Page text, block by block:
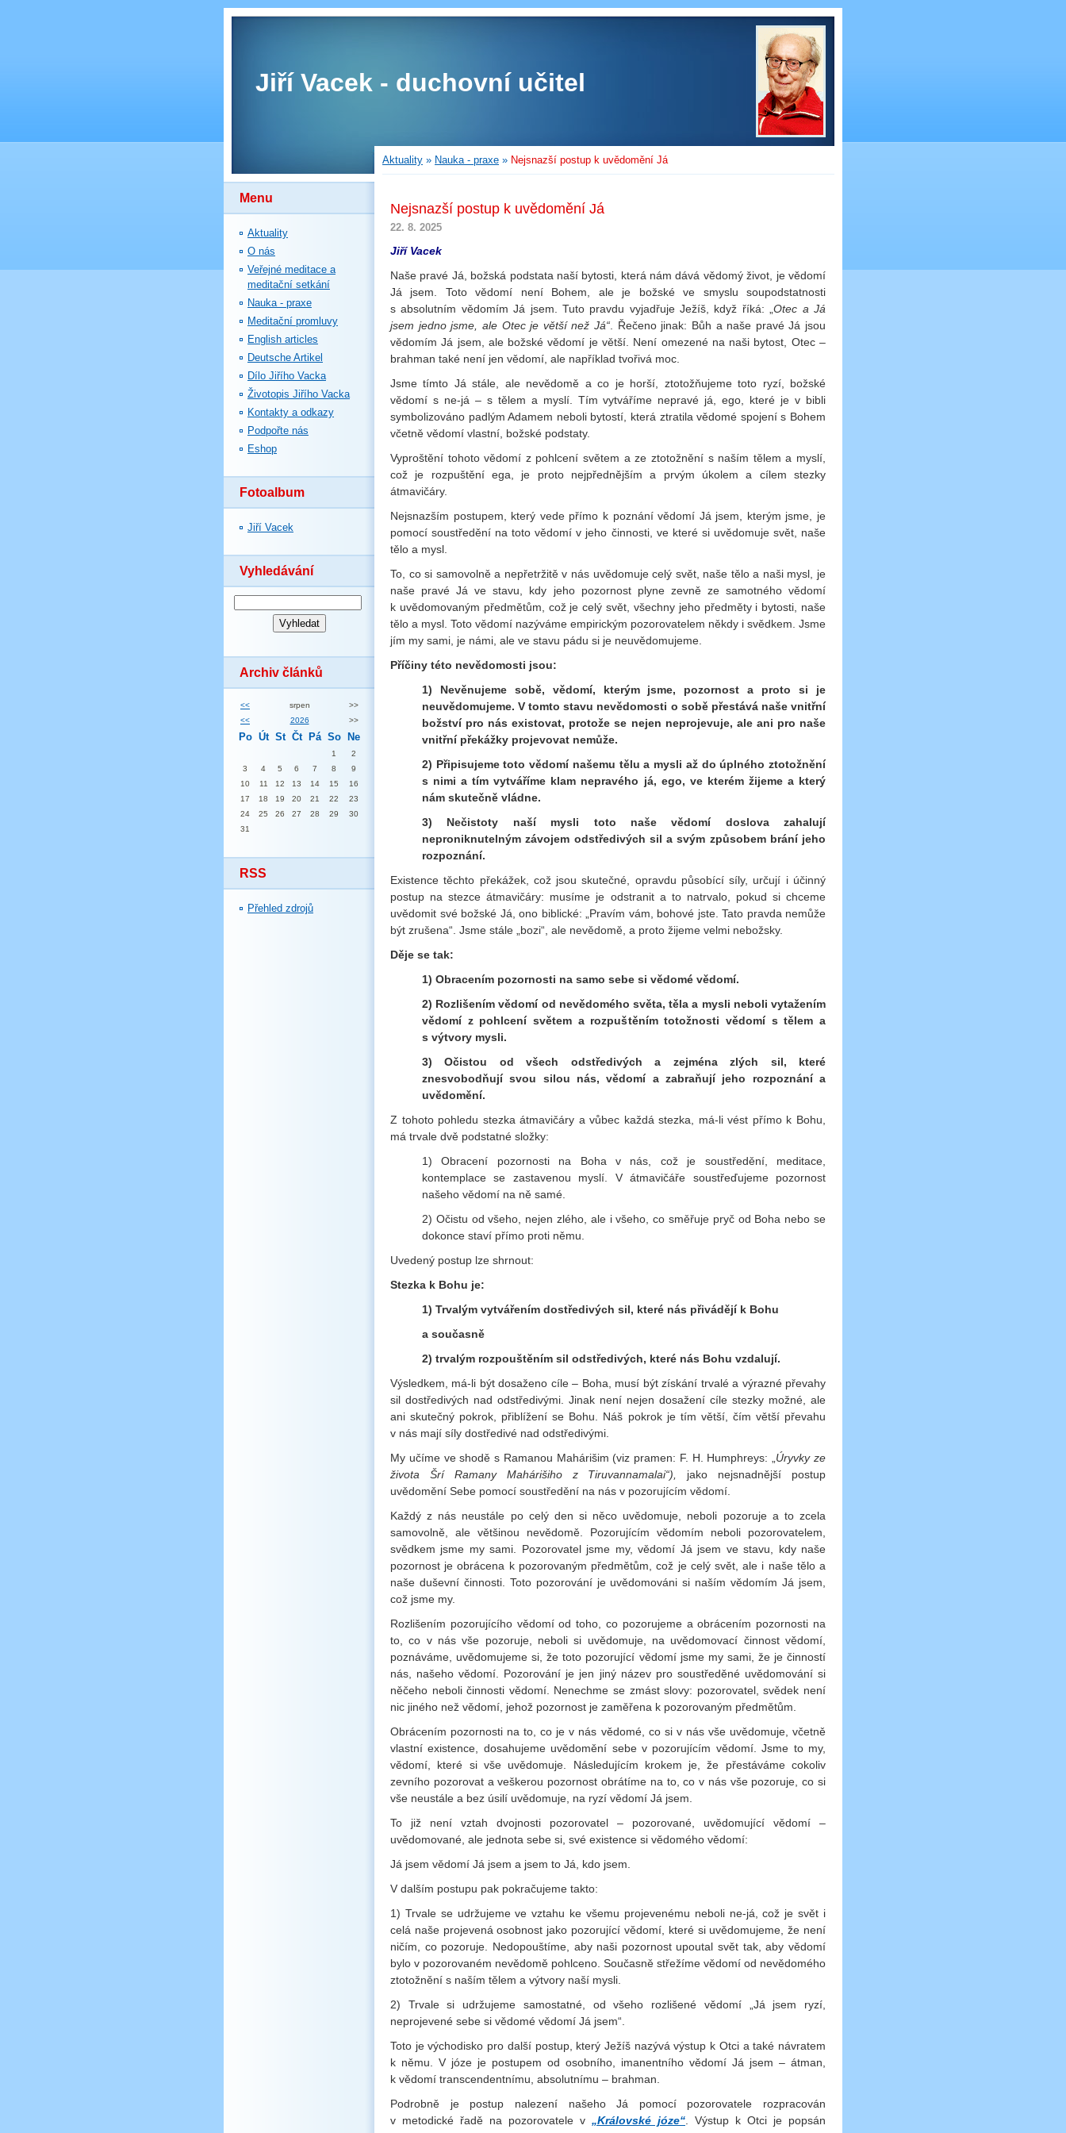
Jiří Vacek - duchovní učitel
Menu
Aktuality
O nás
Veřejné meditace a
meditační setkání
Nauka - praxe
Meditační promluvy
English articles
Deutsche Artikel
Dílo Jiřího Vacka
Životopis Jiřího Vacka
Kontakty a odkazy
Podpořte nás
Eshop
Fotoalbum
Jiří Vacek
Vyhledávání
Archiv článků
<< srpen
>>
<<
2026 >>
Po Út St Čt Pá So Ne
1
2
3
4 5 6 7 8
9
10
11 12 13 14 15
16
17
18 19 20 21 22
23
24
25 26 27 28 29
30
31
RSS
Přehled zdrojů
Aktuality » Nauka - praxe » Nejsnazší postup k uvědomění Já
Nejsnazší postup k uvědomění Já
22. 8. 2025
Jiří Vacek
Naše pravé Já, božská podstata naší bytosti, která nám dává vědomý život, je vědomí
Já jsem. Toto vědomí není Bohem, ale je božské ve smyslu soupodstatnosti
s absolutním vědomím Já jsem. Tuto pravdu vyjadřuje Ježíš, když říká: „Otec a Já
jsem jedno jsme, ale Otec je větší než Já“ . Řečeno jinak: Bůh a naše pravé Já jsou
vědomím Já jsem, ale božské vědomí je větší. Není omezené na naši bytost, Otec –
brahman také není jen vědomí, ale například tvořivá moc.
Jsme tímto Já stále, ale nevědomě a co je horší, ztotožňujeme toto ryzí, božské
vědomí s ne-já – s tělem a myslí. Tím vytváříme nepravé já, ego, které je v bibli
symbolizováno padlým Adamem neboli bytostí, která ztratila vědomé spojení s Bohem
včetně vědomí vlastní, božské podstaty.
Vyproštění tohoto vědomí z pohlcení světem a ze ztotožnění s naším tělem a myslí,
což je rozpuštění ega, je proto nejpřednějším a prvým úkolem a cílem stezky
átmavičáry.
Nejsnazším postupem, který vede přímo k poznání vědomí Já jsem, kterým jsme, je
pomocí soustředění na toto vědomí v jeho činnosti, ve které si uvědomuje svět, naše
tělo a mysl.
To, co si samovolně a nepřetržitě v nás uvědomuje celý svět, naše tělo a naši mysl, je
naše pravé Já ve stavu, kdy jeho pozornost plyne zevně ze samotného vědomí
k uvědomovaným předmětům, což je celý svět, všechny jeho předměty i bytosti, naše
tělo a mysl. Toto vědomí nazýváme empirickým pozorovatelem někdy i svědkem. Jsme
jím my sami, je námi, ale ve stavu pádu si je neuvědomujeme.
Příčiny této nevědomosti jsou:
1) Nevěnujeme sobě, vědomí, kterým jsme, pozornost a proto si je
neuvědomujeme. V tomto stavu nevědomosti o sobě přestává naše vnitřní
božství pro nás existovat, protože se nejen neprojevuje, ale ani pro naše
vnitřní překážky projevovat nemůže.
2) Připisujeme toto vědomí našemu tělu a mysli až do úplného ztotožnění
s nimi a tím vytváříme klam nepravého já, ego, ve kterém žijeme a který
nám skutečně vládne.
3) Nečistoty naší mysli toto naše vědomí doslova zahalují
neproniknutelným závojem odstředivých sil a svým způsobem brání jeho
rozpoznání.
Existence těchto překážek, což jsou skutečné, opravdu působící síly, určují i účinný
postup na stezce átmavičáry: musíme je odstranit a to natrvalo, pokud si chceme
uvědomit své božské Já, ono biblické: „Pravím vám, bohové jste. Tato pravda nemůže
být zrušena“. Jsme stále „bozi“, ale nevědomě, a proto žijeme velmi nebožsky.
Děje se tak:
1) Obracením pozornosti na samo sebe si vědomé vědomí.
2) Rozlišením vědomí od nevědomého světa, těla a mysli neboli vytažením
vědomí z pohlcení světem a rozpuštěním totožnosti vědomí s tělem a
s výtvory mysli.
3) Očistou od všech odstředivých a zejména zlých sil, které
znesvobodňují svou silou nás, vědomí a zabraňují jeho rozpoznání a
uvědomění.
Z tohoto pohledu stezka átmavičáry a vůbec každá stezka, má-li vést přímo k Bohu,
má trvale dvě podstatné složky:
1) Obracení pozornosti na Boha v nás, což je soustředění, meditace,
kontemplace se zastavenou myslí. V átmavičáře soustřeďujeme pozornost
našeho vědomí na ně samé.
2) Očistu od všeho, nejen zlého, ale i všeho, co směřuje pryč od Boha nebo se
dokonce staví přímo proti němu.
Uvedený postup lze shrnout:
Stezka k Bohu je:
1) Trvalým vytvářením dostředivých sil, které nás přivádějí k Bohu
a současně
2) trvalým rozpouštěním sil odstředivých, které nás Bohu vzdalují.
Výsledkem, má-li být dosaženo cíle – Boha, musí být získání trvalé a výrazné převahy
sil dostředivých nad odstředivými. Jinak není nejen dosažení cíle stezky možné, ale
ani skutečný pokrok, přiblížení se Bohu. Náš pokrok je tím větší, čím větší převahu
v nás mají síly dostředivé nad odstředivými.
My učíme ve shodě s Ramanou Mahárišim (viz pramen: F. H. Humphreys: „ Úryvky ze
života Šrí Ramany Mahárišiho z Tiruvannamalai“),
jako nejsnadnější postup
uvědomění Sebe pomocí soustředění na nás v pozorujícím vědomí.
Každý z nás neustále po celý den si něco uvědomuje, neboli pozoruje a to zcela
samovolně, ale většinou nevědomě. Pozorujícím vědomím neboli pozorovatelem,
svědkem jsme my sami. Pozorovatel jsme my, vědomí Já jsem ve stavu, kdy naše
pozornost je obrácena k pozorovaným předmětům, což je celý svět, ale i naše tělo a
naše duševní činnosti. Toto pozorování je uvědomováni si naším vědomím Já jsem,
což jsme my.
Rozlišením pozorujícího vědomí od toho, co pozorujeme a obrácením pozornosti na
to, co v nás vše pozoruje, neboli si uvědomuje, na uvědomovací činnost vědomí,
poznáváme, uvědomujeme si, že toto pozorující vědomí jsme my sami, že je činností
nás, našeho vědomí. Pozorování je jen jiný název pro soustředěné uvědomování si
něčeho neboli činnosti vědomí. Nenechme se zmást slovy: pozorovatel, svědek není
nic jiného než vědomí, jehož pozornost je zaměřena k pozorovaným předmětům.
Obrácením pozornosti na to, co je v nás vědomé, co si v nás vše uvědomuje, včetně
vlastní existence, dosahujeme uvědomění sebe v pozorujícím vědomí. Jsme to my,
vědomí, které si vše uvědomuje. Následujícím krokem je, že přestáváme cokoliv
zevního pozorovat a veškerou pozornost obrátíme na to, co v nás vše pozoruje, co si
vše neustále a bez úsilí uvědomuje, na ryzí vědomí Já jsem.
To již není vztah dvojnosti pozorovatel – pozorované, uvědomující vědomí –
uvědomované, ale jednota sebe si, své existence si vědomého vědomí:
Já jsem vědomí Já jsem a jsem to Já, kdo jsem.
V dalším postupu pak pokračujeme takto:
1) Trvale se udržujeme ve vztahu ke všemu projevenému neboli ne-já, což je svět i
celá naše projevená osobnost jako pozorující vědomí, které si uvědomujeme, že není
ničím, co pozoruje. Nedopouštíme, aby naši pozornost upoutal svět tak, aby vědomí
bylo v pozorovaném nevědomě pohlceno. Současně střežíme vědomí od nevědomého
ztotožnění s naším tělem a výtvory naší mysli.
2) Trvale si udržujeme samostatné, od všeho rozlišené vědomí „Já jsem ryzí,
neprojevené sebe si vědomé vědomí Já jsem“.
Toto je východisko pro další postup, který Ježíš nazývá výstup k Otci a také návratem
k němu. V józe je postupem od osobního, imanentního vědomí Já jsem – átman,
k vědomí transcendentnímu, absolutnímu – brahman.
Podrobně je postup nalezení našeho Já pomocí pozorovatele rozpracován
v metodické řadě na pozorovatele v „Královské józe“ . Výstup k Otci je popsán